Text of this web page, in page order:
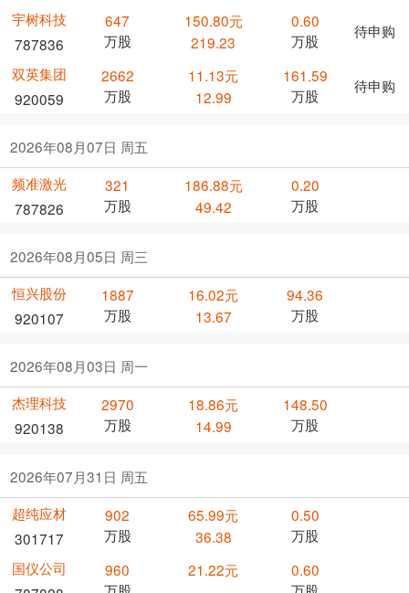
宇树科技
787836
647
万股
150.80元
219.23
0.60
万股
待申购
双英集团
920059
2662
万股
11.13元
12.99
161.59
万股
待申购
2026年08月07日 周五
频准激光
787826
321
万股
186.88元
49.42
0.20
万股
2026年08月05日 周三
恒兴股份
920107
1887
万股
16.02元
13.67
94.36
万股
2026年08月03日 周一
杰理科技
920138
2970
万股
18.86元
14.99
148.50
万股
2026年07月31日 周五
超纯应材
301717
902
万股
65.99元
36.38
0.50
万股
国仪公司
960
万股
21.22元
0.60
万股